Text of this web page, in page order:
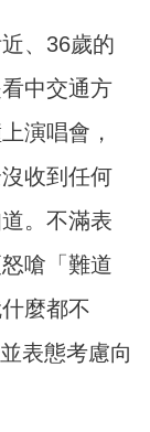
、36歲的
中交通方
演唱會，
收到任何
。不滿表
嗆「難道
麼都不
表態考慮向